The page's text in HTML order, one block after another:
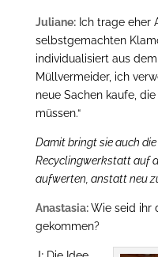
Juliane:Ich trage eher
selbstgemachten
individualisiert aus
Müllvermeider, ich
neue Sachen kaufe,
müssen.“
Damit bringt sie auch
Recyclingwerkstatt auf
aufwerten, anstatt neu
Anastasia:Wie seid ihr
gekommen?